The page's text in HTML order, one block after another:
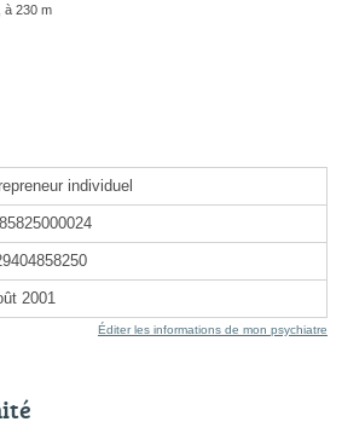
à 230 m
individuel
2001
Éditer les informations de mon psychiatre